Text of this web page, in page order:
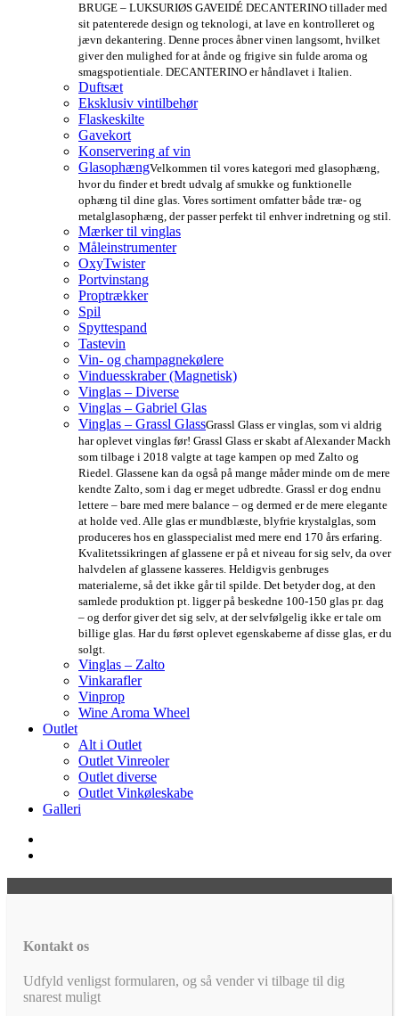
BRUGE – LUKSURIØS GAVEIDÉ DECANTERINO tillader med
sit patenterede design og teknologi, at lave en kontrolleret og
jævn dekantering. Denne proces åbner vinen langsomt, hvilket
giver den mulighed for at ånde og frigive sin fulde aroma og
smagspotientiale. DECANTERINO er håndlavet i Italien.
Duftsæt
Eksklusiv vintilbehør
Flaskeskilte
Gavekort
Konservering af vin
GlasophængVelkommen til vores kategori med glasophæng,
hvor du finder et bredt udvalg af smukke og funktionelle
ophæng til dine glas. Vores sortiment omfatter både træ- og
metalglasophæng, der passer perfekt til enhver indretning og stil.
Mærker til vinglas
Måleinstrumenter
OxyTwister
Portvinstang
Proptrækker
Spil
Spyttespand
Tastevin
Vin- og champagnekølere
Vinduesskraber (Magnetisk)
Vinglas – Diverse
Vinglas – Gabriel Glas
Vinglas – Grassl GlassGrassl Glass er vinglas, som vi aldrig
har oplevet vinglas før! Grassl Glass er skabt af Alexander Mackh
som tilbage i 2018 valgte at tage kampen op med Zalto og
Riedel. Glassene kan da også på mange måder minde om de mere
kendte Zalto, som i dag er meget udbredte. Grassl er dog endnu
lettere – bare med mere balance – og dermed er de mere elegante
at holde ved. Alle glas er mundblæste, blyfrie krystalglas, som
produceres hos en glasspecialist med mere end 170 års erfaring.
Kvalitetssikringen af glassene er på et niveau for sig selv, da over
halvdelen af glassene kasseres. Heldigvis genbruges
materialerne, så det ikke går til spilde. Det betyder dog, at den
samlede produktion pt. ligger på beskedne 100-150 glas pr. dag
– og derfor giver det sig selv, at der selvfølgelig ikke er tale om
billige glas. Har du først oplevet egenskaberne af disse glas, er du
solgt.
Vinglas – Zalto
Vinkarafler
Vinprop
Wine Aroma Wheel
Outlet
Alt i Outlet
Outlet Vinreoler
Outlet diverse
Outlet Vinkøleskabe
Galleri
Kontakt os
Udfyld venligst formularen, og så vender vi tilbage til dig
snarest muligt